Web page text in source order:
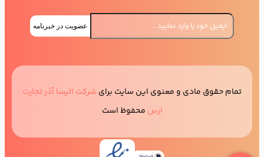
عضویت در خبرنامه
تمام حقوق مادی و معنوی این سایت برای شرکت الیسا آذر تجارت
ارس محفوظ است